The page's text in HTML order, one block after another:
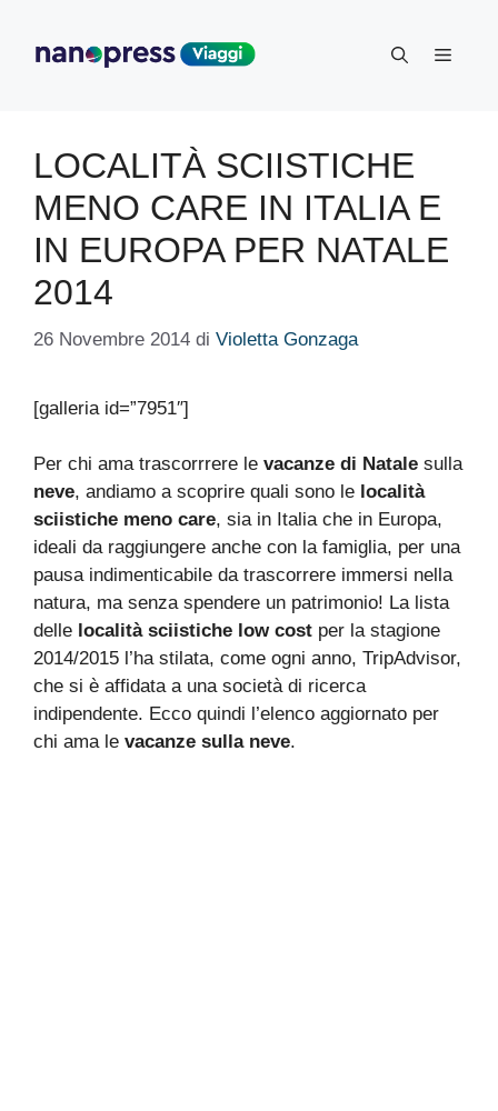
contenuto
Menu
LOCALITÀ SCIISTICHE
MENO CARE IN ITALIA E
IN EUROPA PER NATALE
2014
26 Novembre 2014 di Violetta Gonzaga
[galleria id=”7951″]
Per chi ama trascorrrere le vacanze di Natale sulla
neve, andiamo a scoprire quali sono le località
sciistiche meno care, sia in Italia che in Europa,
ideali da raggiungere anche con la famiglia, per una
pausa indimenticabile da trascorrere immersi nella
natura, ma senza spendere un patrimonio! La lista
delle località sciistiche low cost per la stagione
2014/2015 l’ha stilata, come ogni anno, TripAdvisor,
che si è affidata a una società di ricerca
indipendente. Ecco quindi l’elenco aggiornato per
chi ama le vacanze sulla neve.